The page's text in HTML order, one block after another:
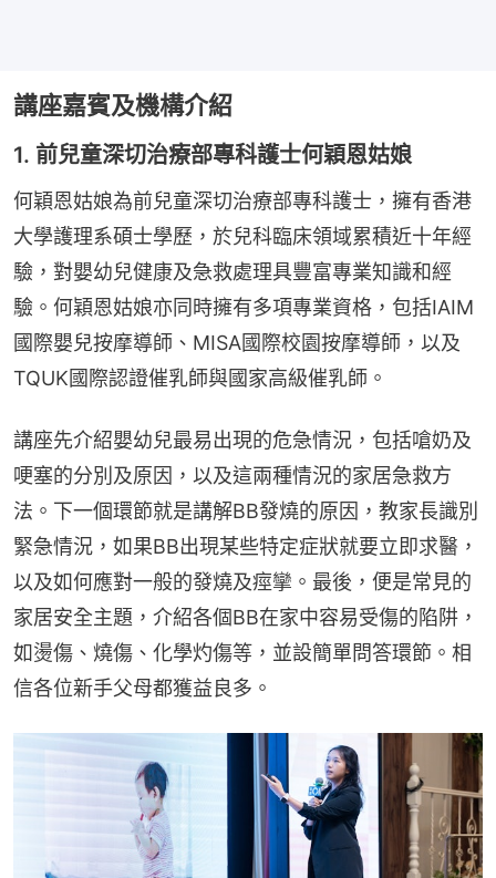
講座嘉賓及機構介紹
1. 前兒童深切治療部專科護士何穎恩姑娘
何穎恩姑娘為前兒童深切治療部專科護士，擁有香港
大學護理系碩士學歷，於兒科臨床領域累積近十年經
驗，對嬰幼兒健康及急救處理具豐富專業知識和經
驗。何穎恩姑娘亦同時擁有多項專業資格，包括IAIM
國際嬰兒按摩導師、MISA國際校園按摩導師，以及
TQUK國際認證催乳師與國家高級催乳師。
講座先介紹嬰幼兒最易出現的危急情況，包括嗆奶及
哽塞的分別及原因，以及這兩種情況的家居急救方
法。下一個環節就是講解BB發燒的原因，教家長識別
緊急情況，如果BB出現某些特定症狀就要立即求醫，
以及如何應對一般的發燒及痙攣。最後，便是常見的
家居安全主題，介紹各個BB在家中容易受傷的陷阱，
如燙傷、燒傷、化學灼傷等，並設簡單問答環節。相
信各位新手父母都獲益良多。